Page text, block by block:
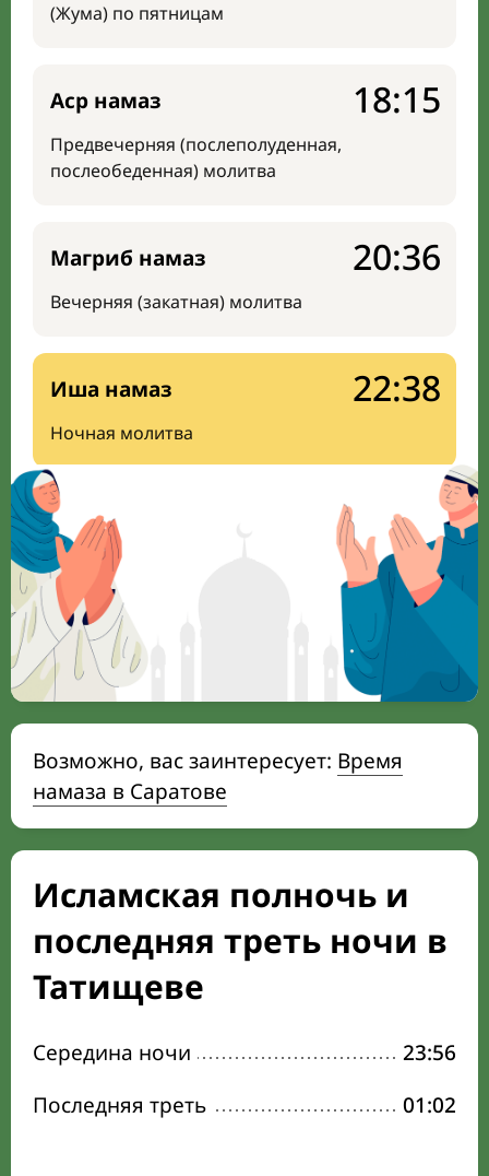
(Жума) по пятницам
Аср намаз
Предвечерняя (послеполуденная,
послеобеденная) молитва
18:15
Магриб намаз
Вечерняя (закатная) молитва
20:36
Иша намаз
Ночная молитва
22:38
Возможно, вас заинтересует: Время
намаза в Саратове
Исламская полночь и
последняя треть ночи в
Татищеве
Середина ночи
23:56
Последняя треть
01:02